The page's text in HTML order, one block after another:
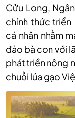
Cửu Long,
chính thức triển
cá nhân nhằm
đảo bà con với
phát triển nông
chuỗi lúa gạo